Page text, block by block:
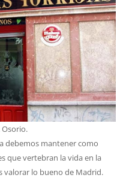
Osorio.
debemos mantener como
que vertebran la vida en la
valorar lo bueno de Madrid.